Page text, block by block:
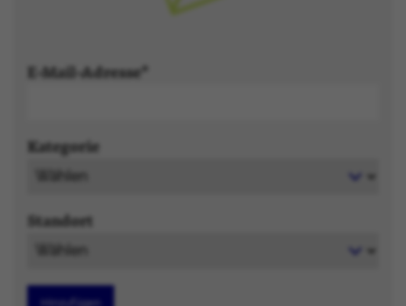
E-Mail-Adresse
Kategorie
Standort